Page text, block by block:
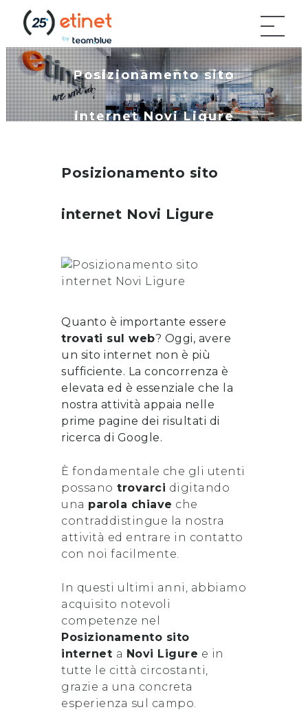
Posizionamento sito
internet Novi Ligure
Posizionamento sito
internet Novi Ligure
Quanto è importante essere
trovati sul web? Oggi, avere
un sito internet non è più
sufficiente. La concorrenza è
elevata ed è essenziale che la
nostra attività appaia nelle
prime pagine dei risultati di
ricerca di Google.
È fondamentale che gli utenti
possano trovarci digitando
una parola chiave che
contraddistingue la nostra
attività ed entrare in contatto
con noi facilmente.
In questi ultimi anni, abbiamo
acquisito notevoli
competenze nel
Posizionamento sito
internet a Novi Ligure e in
tutte le città circostanti,
grazie a una concreta
esperienza sul campo.